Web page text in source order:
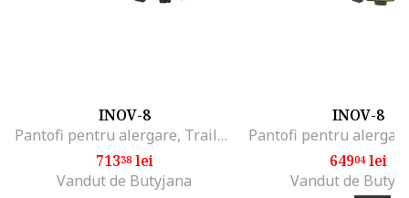
INOV-8
Pantofi pentru alergare, TrailTalon Max 1001354, Rosu
71338lei
Vandut de Butyjana
INOV-8
64904lei
Vandut de